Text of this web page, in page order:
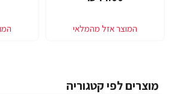
מוצרים לפי קטגוריה